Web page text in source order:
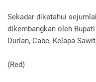
Sekadar diketahui
dikembangkan oleh
Durian, Cabe, Kelapa
(Red)